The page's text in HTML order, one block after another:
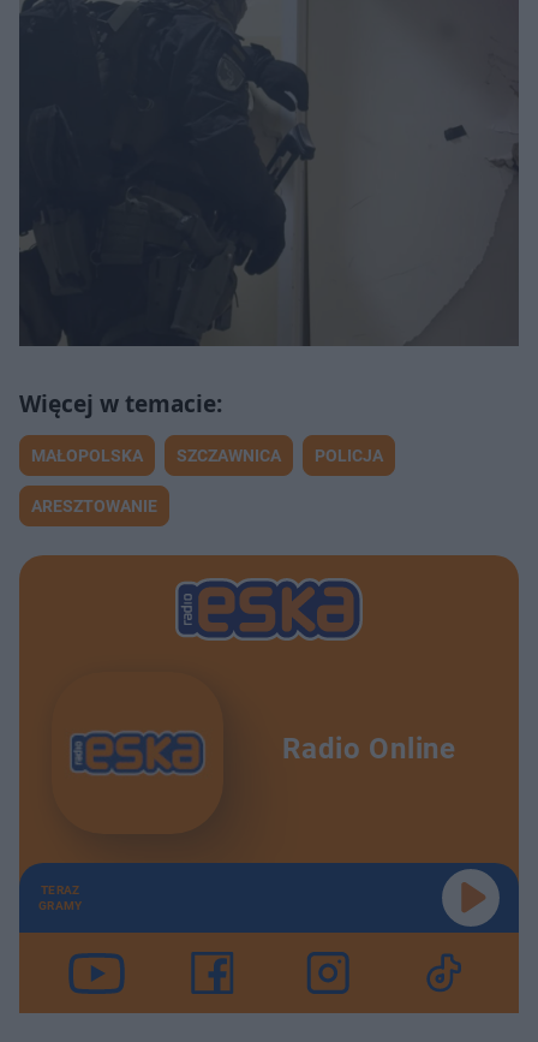
MAŁOPOLSKA SZCZAWNICA POLICJA
ARESZTOWANIE
Radio Online
TERAZ
GRAMY